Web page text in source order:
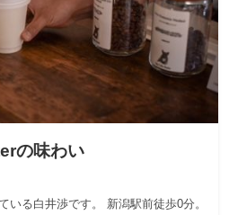
の味わい
いる白井渉です。 新潟駅前徒歩0分。